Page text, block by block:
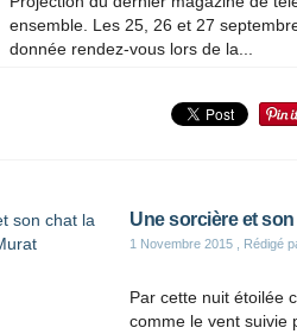
ensemble. Les 25, 26 et 27
donnée rendez-vous lors de la...
Une sorcière et
1 Novembre 2015 , Rédigé
Par cette nuit étoilée
comme le vent suivie